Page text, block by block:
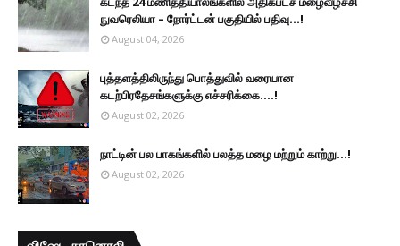
நுவரெலியா – நோர்ட்டன் பகுதியில் பதிவு...!
August 04, 2026
புத்தளத்திலிருந்து பொத்துவில் வரையான
கடற்பிரதேசங்களுக்கு எச்சரிக்கை....!
August 02, 2026
நாட்டின் பல பாகங்களில் பலத்த மழை மற்றும் காற்று...!
August 02, 2026